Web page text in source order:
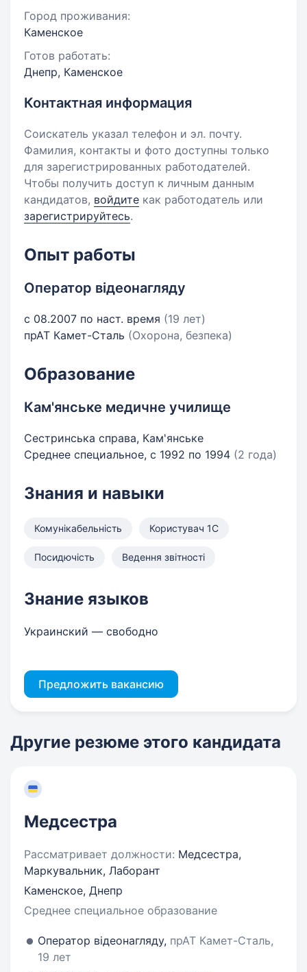
Город проживания:
Каменское
Готов работать:
Днепр, Каменское
Контактная информация
Соискатель указал телефон и эл. почту.
Фамилия, контакты и фото доступны только
для зарегистрированных работодателей.
Чтобы получить доступ к личным данным
кандидатов, войдите как работодатель или
зарегистрируйтесь.
Опыт работы
Оператор відеонагляду
с 08.2007 по наст. время (19 лет)
прАТ Камет-Сталь (Охорона, безпека)
Образование
Кам'янське медичне училище
Сестринська справа, Кам'янське
Среднее специальное, с 1992 по 1994 (2 года)
Знания и навыки
Комунікабельність Користувач 1С
Посидючість Ведення звітності
Знание языков
Украинский — свободно
Предложить вакансию
Другие резюме этого кандидата
Медсестра
Рассматривает должности: Медсестра,
Маркувальник, Лаборант
Каменское, Днепр
Среднее специальное образование
Оператор відеонагляду, прАТ Камет-Сталь,
19 лет